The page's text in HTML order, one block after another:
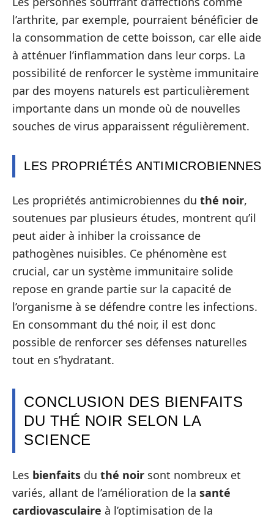
l’arthrite, par exemple, pourraient bénéficier de
la consommation de cette boisson, car elle aide
à atténuer l’inflammation dans leur corps. La
possibilité de renforcer le système immunitaire
par des moyens naturels est particulièrement
importante dans un monde où de nouvelles
souches de virus apparaissent régulièrement.
LES PROPRIÉTÉS ANTIMICROBIENNES
Les propriétés antimicrobiennes du thé noir,
soutenues par plusieurs études, montrent qu’il
peut aider à inhiber la croissance de
pathogènes nuisibles. Ce phénomène est
crucial, car un système immunitaire solide
repose en grande partie sur la capacité de
l’organisme à se défendre contre les infections.
En consommant du thé noir, il est donc
possible de renforcer ses défenses naturelles
tout en s’hydratant.
CONCLUSION DES BIENFAITS
DU THÉ NOIR SELON LA
SCIENCE
Les bienfaits du thé noir sont nombreux et
variés, allant de l’amélioration de la santé
cardiovasculaire à l’optimisation de la